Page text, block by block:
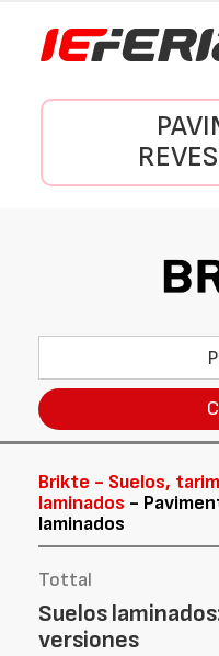
Brikte - Suelos,
laminados -
laminados
Tottal
Suelos
versiones